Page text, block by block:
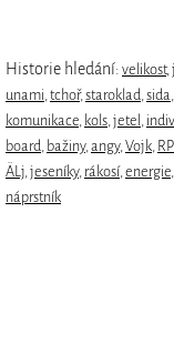
Historie hledání: velikost,
unami,tchoř,staroklad,sida,
komunikace, kols,jetel ,
board, bažiny,angy,Vojk,
ÄLj,jeseníky, rákosí,energie,
náprstník